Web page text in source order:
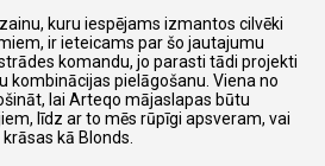
kuru iespējams izmantos cilvēki
ir ieteicams par šo jautajumu
komandu, jo parasti tādi projekti
kombinācijas pielāgošanu. Viena no
lai Arteqo mājaslapas būtu
līdz ar to mēs rūpīgi apsveram, vai
kā Blonds.